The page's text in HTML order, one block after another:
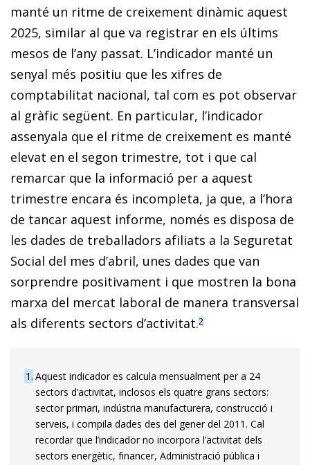
manté un ritme de creixement dinàmic aquest
2025, similar al que va registrar en els últims
mesos de l’any passat. L’indicador manté un
senyal més positiu que les xifres de
comptabilitat nacional, tal com es pot observar
al gràfic següent. En particular, l’indicador
assenyala que el ritme de creixement es manté
elevat en el segon trimestre, tot i que cal
remarcar que la informació per a aquest
trimestre encara és incompleta, ja que, a l’hora
de tancar aquest informe, només es disposa de
les dades de treballadors afiliats a la Seguretat
Social del mes d’abril, unes dades que van
sorprendre positivament i que mostren la bona
marxa del mercat laboral de manera transversal
als diferents sectors d’activitat.2
1 Aquest indicador es calcula mensualment per a 24
sectors d’activitat, inclosos els quatre grans sectors:
sector primari, indústria manufacturera, construcció i
serveis, i compila dades des del gener del 2011. Cal
recordar que l’indicador no incorpora l’activitat dels
sectors energètic, financer, Administració pública i